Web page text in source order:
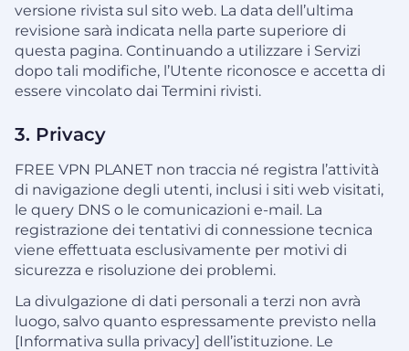
versione rivista sul sito web. La data dell’ultima
revisione sarà indicata nella parte superiore di
questa pagina. Continuando a utilizzare i Servizi
dopo tali modifiche, l’Utente riconosce e accetta di
essere vincolato dai Termini rivisti.
3. Privacy
FREE VPN PLANET non traccia né registra l’attività
di navigazione degli utenti, inclusi i siti web visitati,
le query DNS o le comunicazioni e-mail. La
registrazione dei tentativi di connessione tecnica
viene effettuata esclusivamente per motivi di
sicurezza e risoluzione dei problemi.
La divulgazione di dati personali a terzi non avrà
luogo, salvo quanto espressamente previsto nella
[Informativa sulla privacy] dell’istituzione. Le